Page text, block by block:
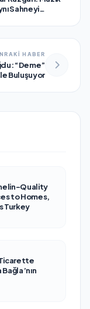
Sahneyi
HABER
“Deme”
Buluşuyor
Quality
to Homes,
Turkey
Ticarette